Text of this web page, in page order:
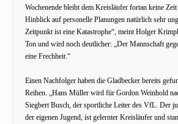
Wochenende bleibt dem Kreisläufer fortan keine
Hinblick auf personelle Planungen natürlich sehr
Zeitpunkt ist eine Katastrophe“, meint Holger
Ton und wird noch deutlicher: „Der Mannschaft
eine Frechheit.“
Einen Nachfolger haben die Gladbecker bereits
Reihen. „Hans Müller wird für Gordon Weinhold
Siegbert Busch, der sportliche Leiter des VfL. Der
der eigenen Jugend, ist gelernter Kreisläufer und